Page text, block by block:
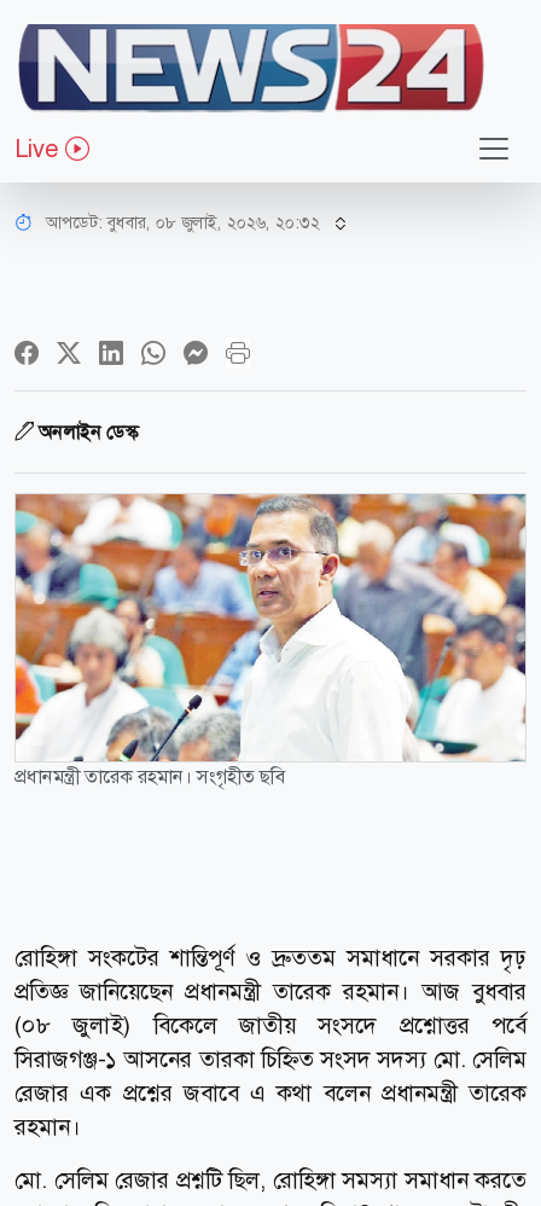
Live
জাতীয়
রোহিঙ্গা সংকট দ্রুত সমাধানে দৃঢ় প্রতিজ্ঞ
সরকার: প্রধানমন্ত্রী
আপডেট: বুধবার, ০৮ জুলাই, ২০২৬, ২০:৩২
অনলাইন ডেস্ক
প্রধানমন্ত্রী তারেক রহমান। সংগৃহীত ছবি
রোহিঙ্গা সংকটের শান্তিপূর্ণ ও দ্রুততম সমাধানে সরকার দৃঢ়
প্রতিজ্ঞ জানিয়েছেন প্রধানমন্ত্রী তারেক রহমান। আজ বুধবার
(০৮ জুলাই) বিকেলে জাতীয় সংসদে প্রশ্নোত্তর পর্বে
সিরাজগঞ্জ-১ আসনের তারকা চিহ্নিত সংসদ সদস্য মো. সেলিম
রেজার এক প্রশ্নের জবাবে এ কথা বলেন প্রধানমন্ত্রী তারেক
রহমান।
মো. সেলিম রেজার প্রশ্নটি ছিল, রোহিঙ্গা সমস্যা সমাধান করতে